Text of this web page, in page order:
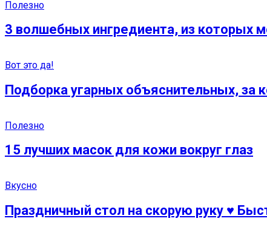
Полезно
3 волшебных ингредиента, из которых
Вот это да!
Подборка угарных объяснительных, за
Полезно
15 лучших масок для кожи вокруг глаз
Вкусно
Праздничный стол на скорую руку ♥